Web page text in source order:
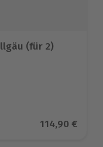
(für 2)
Aktueller
114,90 €